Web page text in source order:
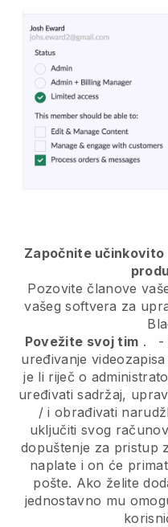
Započnite
Pozovite članove
vašeg softvera za
Povežite svoj tim . -
uređivanje
je li riječ o
uređivati sadržaj,
/ i obrađivati
uključiti svog
dopuštenje za pristup
naplate i on će
pošte. Ako želite
jednostavno mu